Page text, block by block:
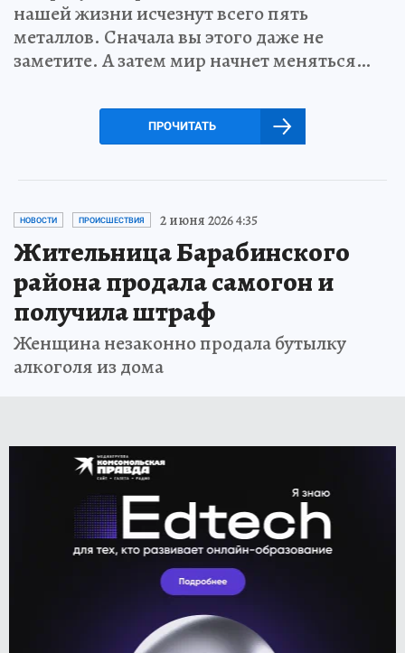
нашей жизни исчезнут всего пять
металлов. Сначала вы этого даже не
заметите. А затем мир начнет меняться…
ПРОЧИТАТЬ
НОВОСТИ ПРОИСШЕСТВИЯ 2 июня 2026 4:35
Жительница Барабинского
района продала самогон и
получила штраф
Женщина незаконно продала бутылку
алкоголя из дома